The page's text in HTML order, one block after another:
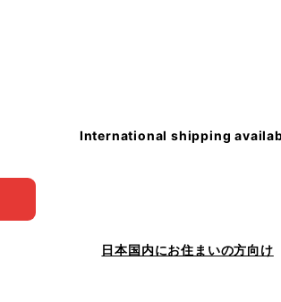
International shipping
日本国内にお住まいの方向け